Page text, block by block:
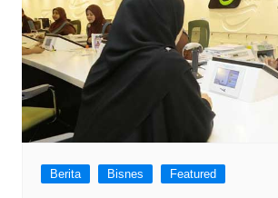
Berita Bisnes Featured